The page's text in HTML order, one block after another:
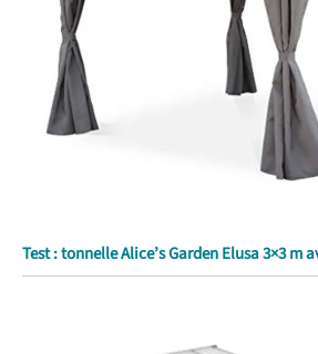
Test : tonnelle Alice’s Garden Elusa 3×3 m